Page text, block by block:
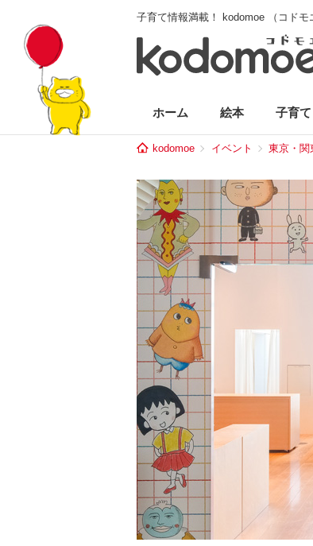
子育て情報満載！ kodomoe （コドモ
ホーム 絵本 子育て
kodomoe イベント 東京・関